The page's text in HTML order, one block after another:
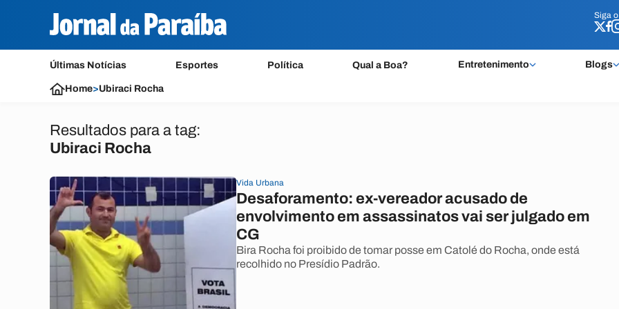
Siga o
Últimas Notícias Esportes Política Qual a Boa? Entretenimento Blogs
Siga o
Home>Ubiraci Rocha
Resultados para a tag:
Ubiraci Rocha
Vida Urbana
Desaforamento: ex-vereador acusado de
envolvimento em assassinatos vai ser julgado em
CG
Bira Rocha foi proibido de tomar posse em Catolé do Rocha, onde está
recolhido no Presídio Padrão.